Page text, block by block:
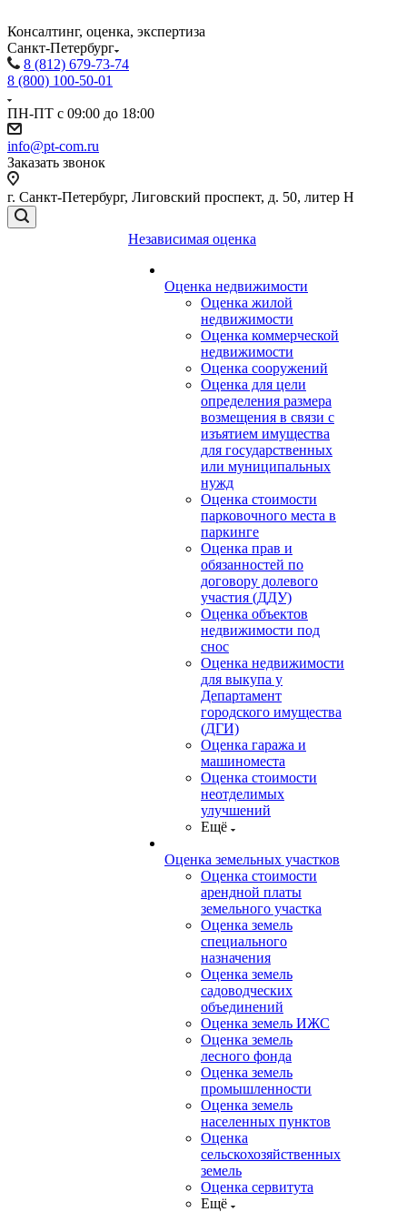
Консалтинг, оценка, экспертиза
Санкт-Петербург
8 (812) 679-73-74
8 (800) 100-50-01
ПН-ПТ с 09:00 до 18:00
info@pt-com.ru
Заказать звонок
г. Санкт-Петербург, Лиговский проспект, д. 50, литер Н
Независимая оценка
Оценка недвижимости
Оценка жилой
недвижимости
Оценка коммерческой
недвижимости
Оценка сооружений
Оценка для цели
определения размера
возмещения в связи с
изъятием имущества
для государственных
или муниципальных
нужд
Оценка стоимости
парковочного места в
паркинге
Оценка прав и
обязанностей по
договору долевого
участия (ДДУ)
Оценка объектов
недвижимости под
снос
Оценка недвижимости
для выкупа у
Департамент
городского имущества
(ДГИ)
Оценка гаража и
машиноместа
Оценка стоимости
неотделимых
улучшений
Ещё
Оценка земельных участков
Оценка стоимости
арендной платы
земельного участка
Оценка земель
специального
назначения
Оценка земель
садоводческих
объединений
Оценка земель ИЖС
Оценка земель
лесного фонда
Оценка земель
промышленности
Оценка земель
населенных пунктов
Оценка
сельскохозяйственных
земель
Оценка сервитута
Ещё